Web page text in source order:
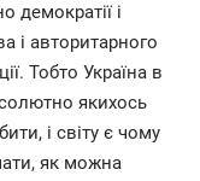
демократії і
і авторитарного
Тобто Україна в
якихось
і світу є чому
як можна